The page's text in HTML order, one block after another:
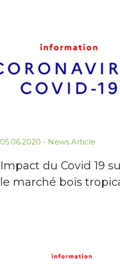
05.06.2020 - News Article
Impact du Covid 19
le marché bois